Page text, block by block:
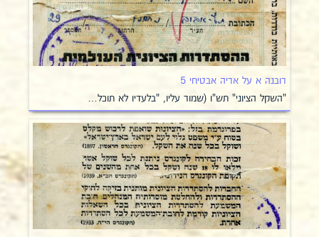
רובנה א על אריה אבטיחי 5
"השקל הציוני" תש"ו (שמור עליו, "בלעדיו לא תוכל…